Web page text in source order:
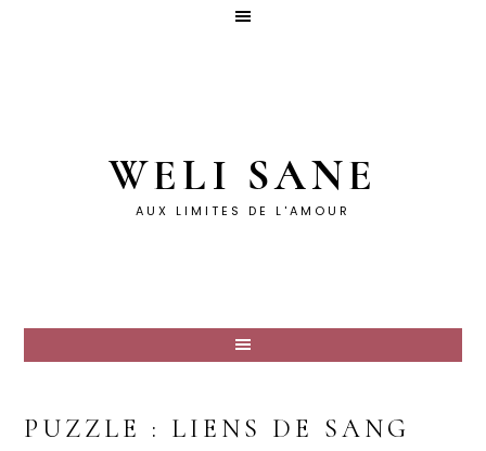
WELI SANE
AUX LIMITES DE L'AMOUR
PUZZLE : LIENS DE SANG